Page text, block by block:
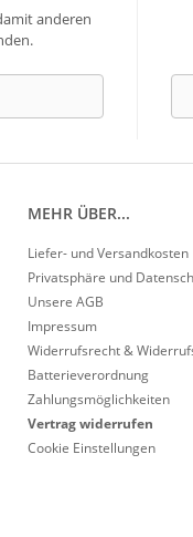
anderen
MEHR ÜBER...
Liefer- und Versandkosten
Privatsphäre und
Unsere AGB
Impressum
Widerrufsrecht &
Batterieverordnung
Zahlungsmöglichkeiten
Vertrag widerrufen
Cookie Einstellungen